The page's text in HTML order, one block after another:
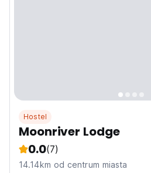
Hostel
Moonriver Lodge
0.0(7)
14.14km od centrum miasta